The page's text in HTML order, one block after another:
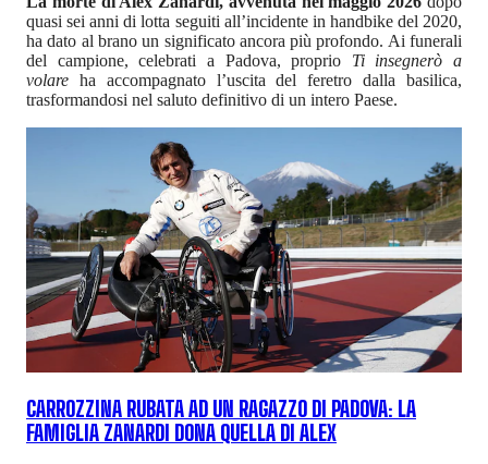
quasi sei anni di lotta seguiti all’incidente in handbike del 2020,
ha dato al brano un significato ancora più profondo. Ai funerali
del campione, celebrati a Padova, proprio Ti insegnerò a
volare ha accompagnato l’uscita del feretro dalla basilica,
trasformandosi nel saluto definitivo di un intero Paese.
CARROZZINA RUBATA AD UN RAGAZZO DI PADOVA: LA
FAMIGLIA ZANARDI DONA QUELLA DI ALEX